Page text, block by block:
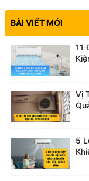
BÀI VIẾT MỚI
11
Vị
5